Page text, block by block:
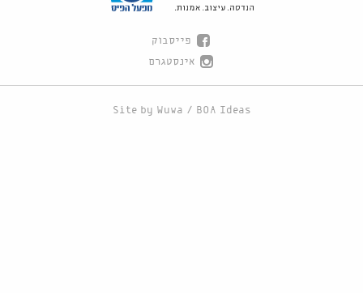
פייסבוק
אינסטגרם
Site by Wuwa / BOA Ideas